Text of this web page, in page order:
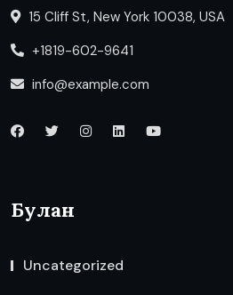
15 Cliff St, New York 10038, USA
+1819-602-9641
info@example.com
Булан
Uncategorized